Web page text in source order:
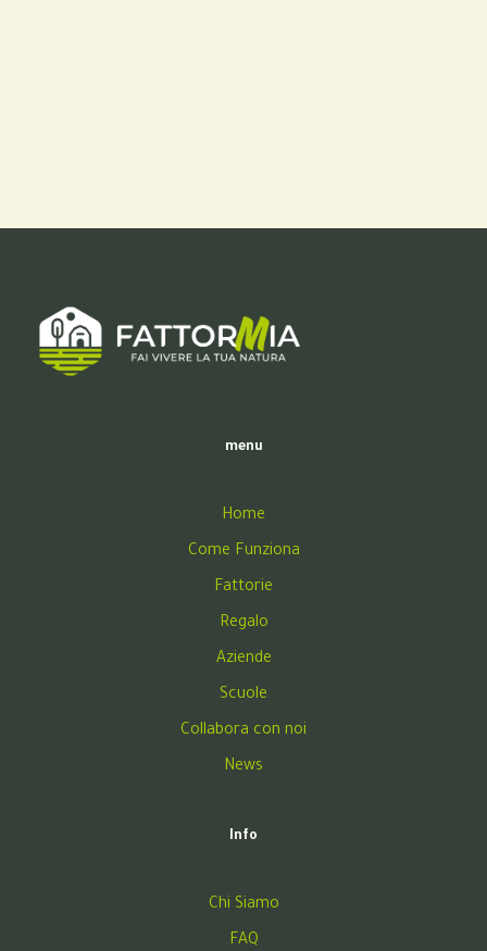
menu
Home
Come Funziona
Fattorie
Regalo
Aziende
Scuole
Collabora con noi
News
Info
Chi Siamo
FAQ